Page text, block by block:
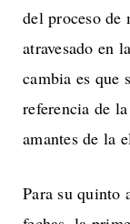
del proceso de
atravesado en
cambia es que
referencia de
amantes de la
Para su quinto